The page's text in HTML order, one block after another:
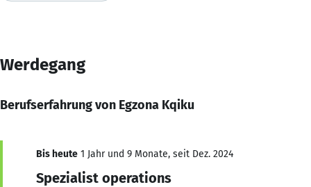
Werdegang
Berufserfahrung von Egzona Kqiku
Bis heute 1 Jahr und 9 Monate, seit Dez. 2024
Spezialist operations